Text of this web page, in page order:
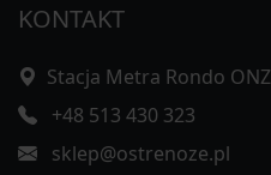
KONTAKT
Stacja Metra Rondo
+48 513 430 323
sklep@ostrenoze.pl